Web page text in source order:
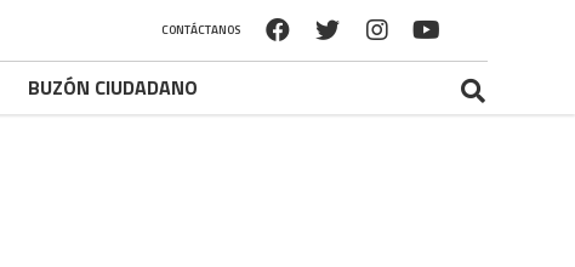
CONTÁCTANOS
BUZÓN CIUDADANO